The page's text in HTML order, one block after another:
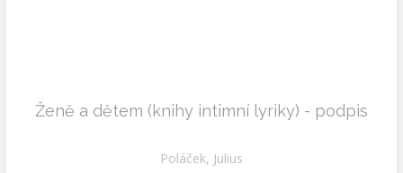
Ženě a dětem (knihy intimní lyriky) - podpis
Poláček, Julius